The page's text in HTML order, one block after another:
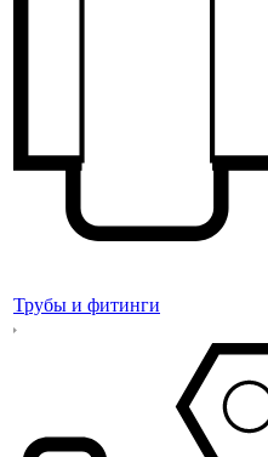
Трубы и фитинги